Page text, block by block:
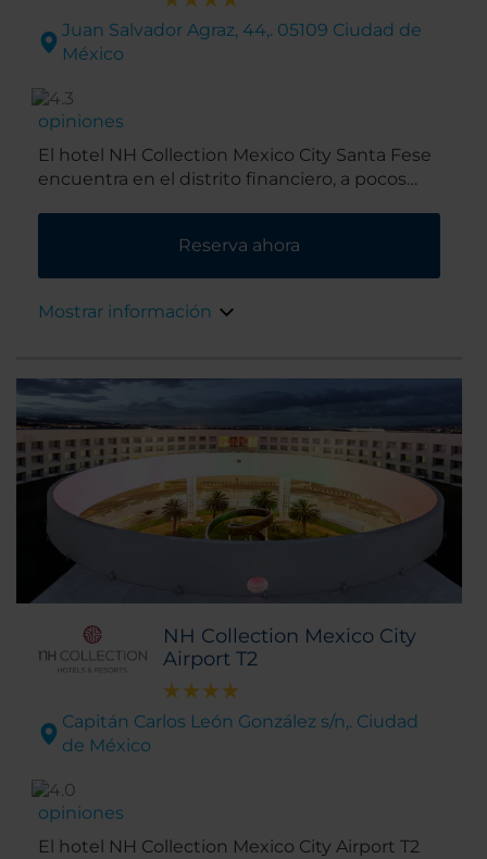
Juan Salvador Agraz, 44,. 05109 Ciudad de
México
opiniones
El hotel NH Collection Mexico City Santa Fese
encuentra en el distrito financiero, a pocos
centro de congresos a 2 KM y para un
momento de descanso un parque nacional a
Reserva ahora
Mostrar información
NH Collection Mexico City
Airport T2
Capitán Carlos León González s/n,. Ciudad
de México
opiniones
El hotel NH Collection Mexico City Airport T2